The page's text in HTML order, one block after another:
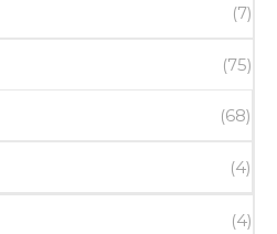
(7)
(75)
(68)
(4)
(4)